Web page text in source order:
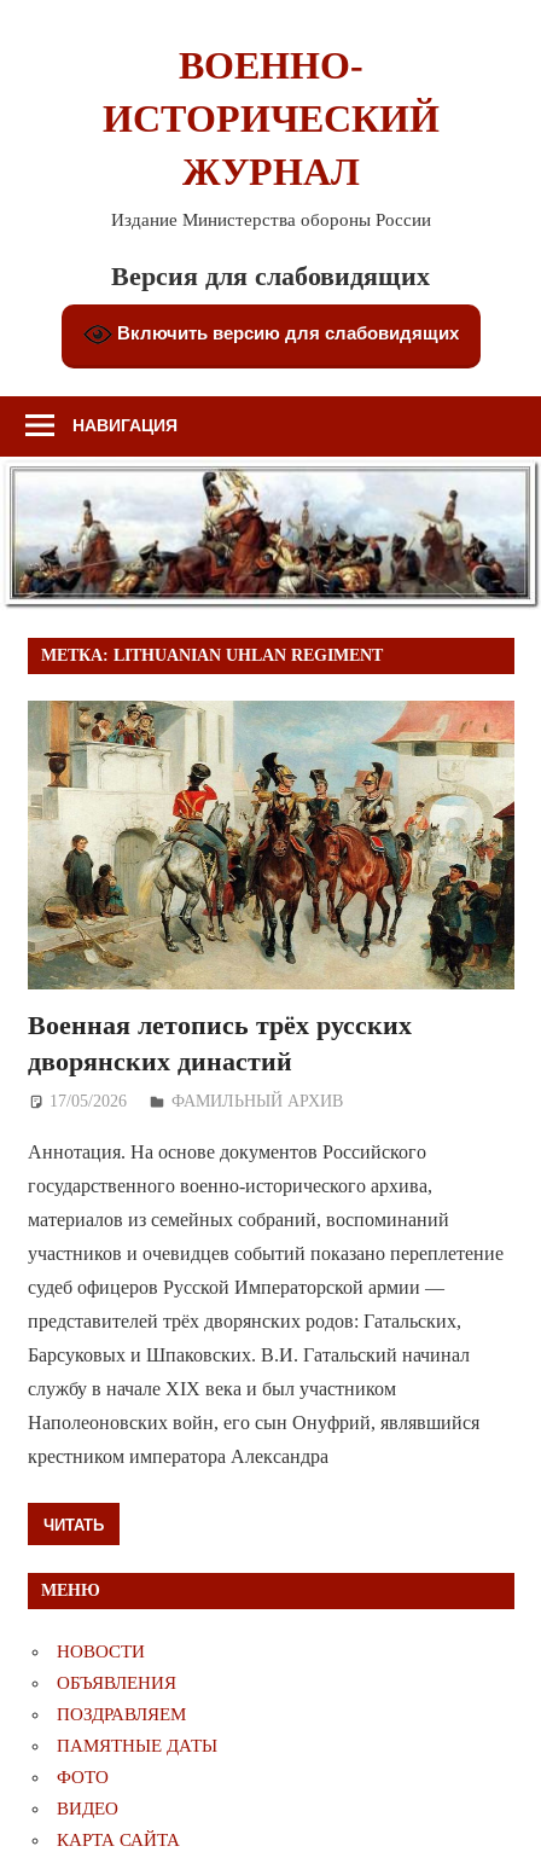
ВОЕННО-
ИСТОРИЧЕСКИЙ
ЖУРНАЛ
Издание Министерства обороны России
Версия для слабовидящих
Включить версию для слабовидящих
НАВИГАЦИЯ
МЕТКА: LITHUANIAN UHLAN REGIMENT
Военная летопись трёх русских
дворянских династий
17/05/2026 Дежурный по Редакции
ФАМИЛЬНЫЙ АРХИВ
Аннотация. На основе документов Российского
государственного военно-исторического архива,
материалов из семейных собраний, воспоминаний
участников и очевидцев событий показано переплетение
судеб офицеров Русской Императорской армии —
представителей трёх дворянских родов: Гатальских,
Барсуковых и Шпаковских. В.И. Гатальский начинал
службу в начале XIX века и был участником
Наполеоновских войн, его сын Онуфрий, являвшийся
крестником императора Александра
ЧИТАТЬ
МЕНЮ
НОВОСТИ
ОБЪЯВЛЕНИЯ
ПОЗДРАВЛЯЕМ
ПАМЯТНЫЕ ДАТЫ
ФОТО
ВИДЕО
КАРТА САЙТА